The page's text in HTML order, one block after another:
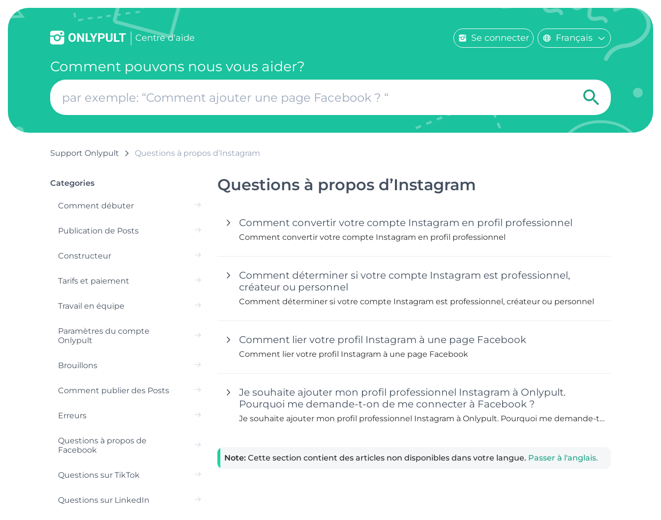
Centre d'aide Se connecter Français
Comment pouvons nous vous aider?
Support Onlypult Questions à propos d’Instagram
Categories
Comment débuter
Publication de Posts
Constructeur
Tarifs et paiement
Travail en équipe
Paramètres du compte
Onlypult
Brouillons
Comment publier des Posts
Erreurs
Questions à propos de
Facebook
Questions sur TikTok
Questions sur LinkedIn
Questions à propos d’Instagram
Comment convertir votre compte Instagram en profil professionnel
Comment convertir votre compte Instagram en profil professionnel
Comment déterminer si votre compte Instagram est professionnel,
créateur ou personnel
Comment déterminer si votre compte Instagram est professionnel, créateur ou personnel
Comment lier votre profil Instagram à une page Facebook
Comment lier votre profil Instagram à une page Facebook
Je souhaite ajouter mon profil professionnel Instagram à Onlypult.
Pourquoi me demande-t-on de me connecter à Facebook ?
Je souhaite ajouter mon profil professionnel Instagram à Onlypult. Pourquoi me demande-t-on de me connecter à Facebook ?
Note: Cette section contient des articles non disponibles dans votre langue. Passer à l'anglais.